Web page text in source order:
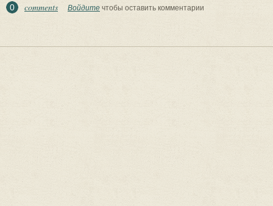
0 comments Войдитечтобы оставить комментарии